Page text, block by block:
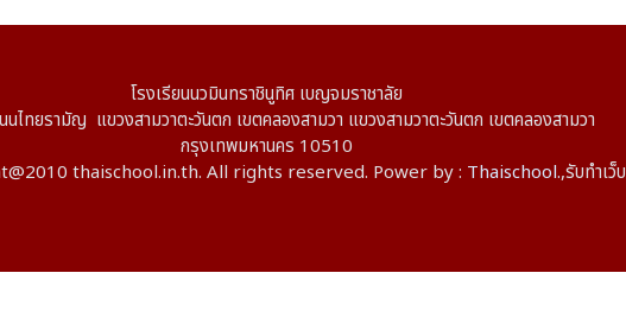
โรงเรียนนวมินทราชินูทิศ เบญจมราชาลัย
ทยรามัญ แขวงสามวาตะวันตก เขตคลองสามวา แขวงสามวาตะวันตก เขตคลองสามวา
กรุงเทพมหานคร 10510
thaischool.in.th. All rights reserved. Power by : Thaischool.,รับทำเว็บ